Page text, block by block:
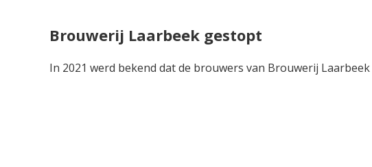
Brouwerij Laarbeek gestopt
In 2021 werd bekend dat de brouwers van Brouwerij